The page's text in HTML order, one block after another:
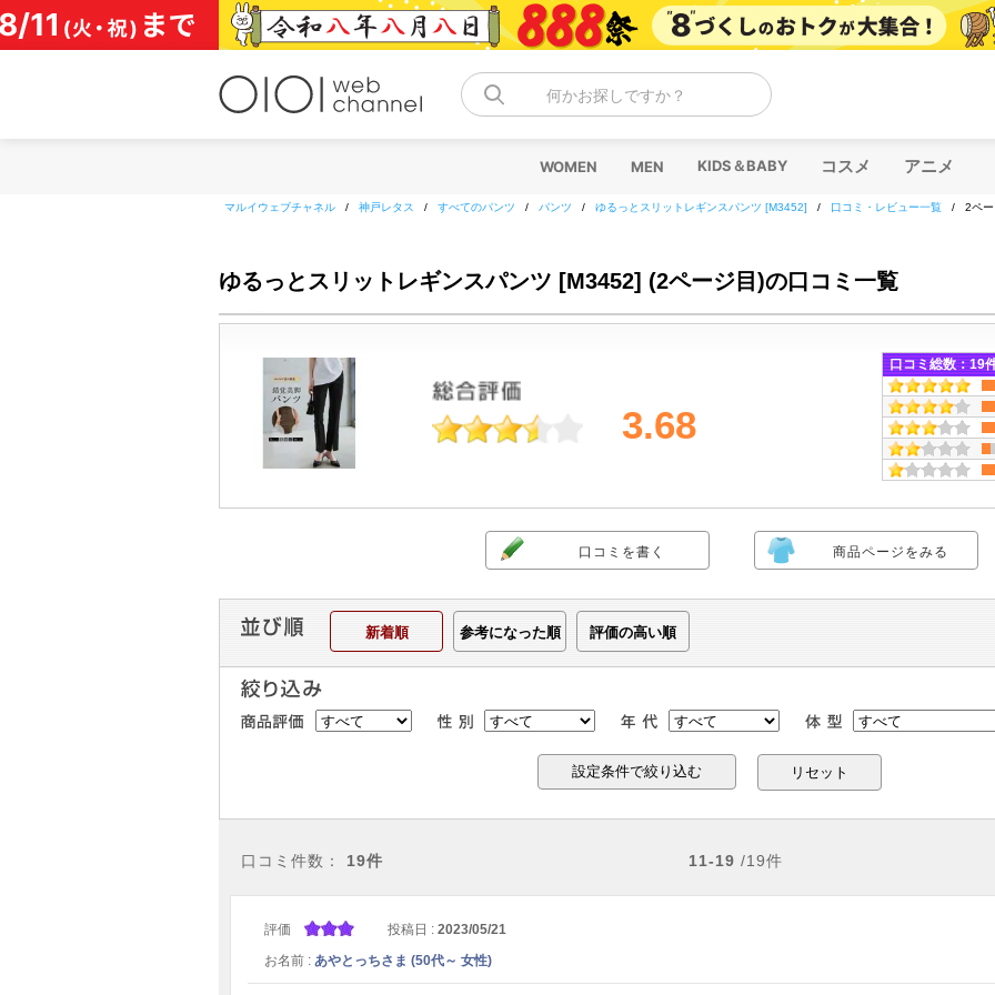
コ
ン
テ
何かお探しですか？
WOMEN MEN KIDS＆BABY コスメ アニメ
マルイウェブチャネル / 神戸レタス / すべてのパンツ / パンツ / ゆるっとスリットレギンスパンツ [M3452] / 口コミ・レビュー一覧 / 2ペー
ゆるっとスリットレギンスパンツ [M3452] (2ページ目)の口コミ一覧
3.68
口コミ総数：19
口コミを書く 商品ページをみる
新着順 参考になった順 評価の高い順
リセット
口コミ件数： 19件 11-19 /19件
評価 投稿日 : 2023/05/21
お名前 : あやとっちさま (50代～ 女性)